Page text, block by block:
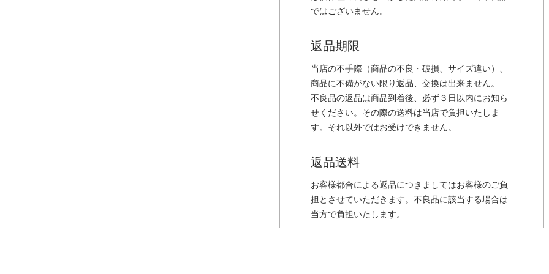
ではございません。
返品期限
当店の不手際（商品の不良・破損、サイズ違い）、
商品に不備がない限り返品、交換は出来ません。
不良品の返品は商品到着後、必ず３日以内にお知ら
せください。その際の送料は当店で負担いたしま
す。それ以外ではお受けできません。
返品送料
お客様都合による返品につきましてはお客様のご負
担とさせていただきます。不良品に該当する場合は
当方で負担いたします。